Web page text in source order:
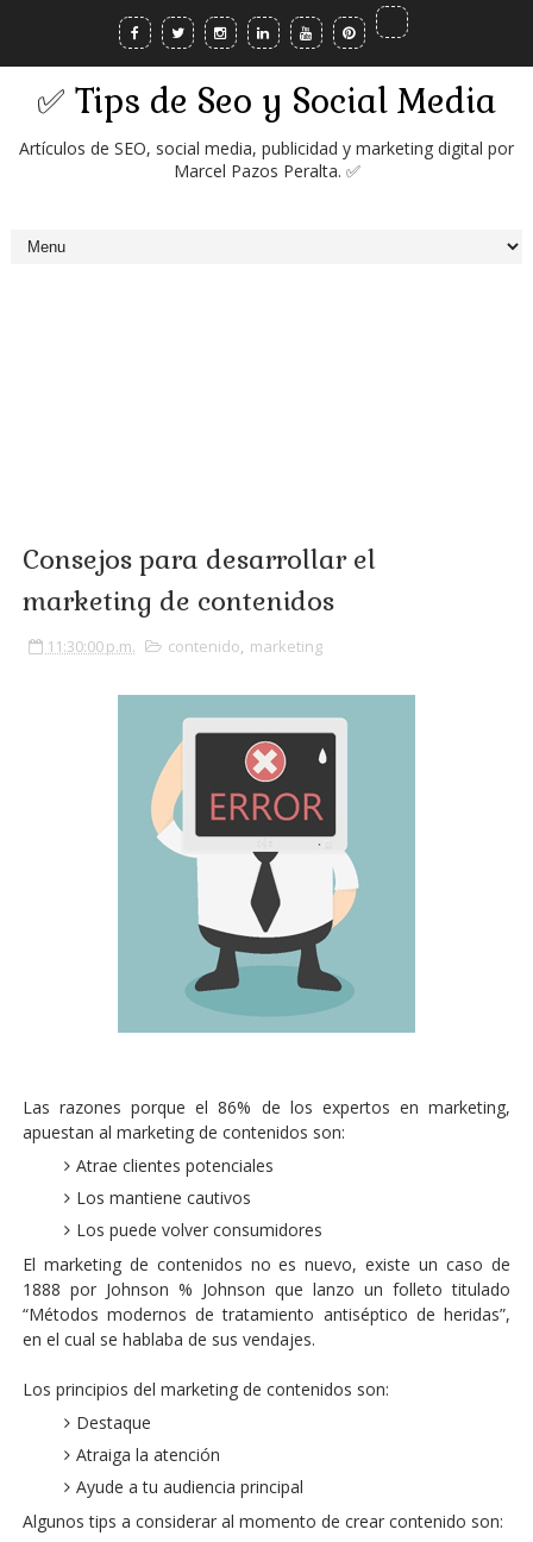
✅ Tips de Seo y Social Media
Artículos de SEO, social media, publicidad y marketing digital por
Marcel Pazos Peralta. ✅
Consejos para desarrollar el
marketing de contenidos
11:30:00 p.m. contenido, marketing
Las razones porque el 86% de los expertos en marketing,
apuestan al marketing de contenidos son:
Atrae clientes potenciales
Los mantiene cautivos
Los puede volver consumidores
El marketing de contenidos no es nuevo, existe un caso de
1888 por Johnson % Johnson que lanzo un folleto titulado
“Métodos modernos de tratamiento antiséptico de heridas”,
en el cual se hablaba de sus vendajes.
Los principios del marketing de contenidos son:
Destaque
Atraiga la atención
Ayude a tu audiencia principal
Algunos tips a considerar al momento de crear contenido son: